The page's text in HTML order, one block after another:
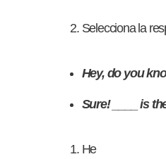
Selecciona la
Hey, do you
Sure! ____ is
He